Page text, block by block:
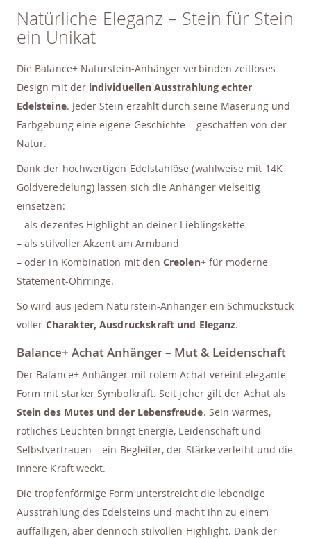
Natürliche Eleganz – Stein für Stein
ein Unikat
Die Balance+ Naturstein-Anhänger verbinden zeitloses
Design mit der individuellen Ausstrahlung echter
Edelsteine. Jeder Stein erzählt durch seine Maserung und
Farbgebung eine eigene Geschichte – geschaffen von der
Natur.
Dank der hochwertigen Edelstahlöse (wahlweise mit 14K
Goldveredelung) lassen sich die Anhänger vielseitig
einsetzen:
– als dezentes Highlight an deiner Lieblingskette
– als stilvoller Akzent am Armband
– oder in Kombination mit denCreolen+für moderne
Statement-Ohrringe.
So wird aus jedem Naturstein-Anhänger ein Schmuckstück
voller Charakter, Ausdruckskraft und Eleganz.
Balance+ Achat Anhänger – Mut & Leidenschaft
Der Balance+ Anhänger mit rotem Achat vereint elegante
Form mit starker Symbolkraft. Seit jeher gilt der Achat als
Stein des Mutes und der Lebensfreude. Sein warmes,
rötliches Leuchten bringt Energie, Leidenschaft und
Selbstvertrauen – ein Begleiter, der Stärke verleiht und die
innere Kraft weckt.
Die tropfenförmige Form unterstreicht die lebendige
Ausstrahlung des Edelsteins und macht ihn zu einem
auffälligen, aber dennoch stilvollen Highlight. Dank der